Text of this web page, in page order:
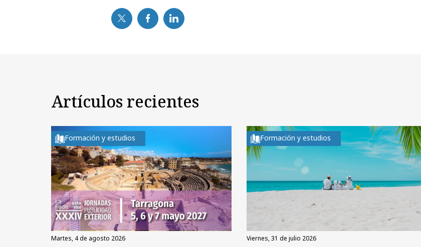
Artículos recientes
Formación y estudios
martes, 4 de agosto 2026
Formación y estudios
viernes, 31 de julio 2026